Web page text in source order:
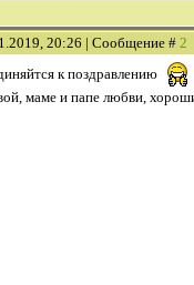
20:26 | Сообщение # 2
к поздравлению
маме и папе любви,